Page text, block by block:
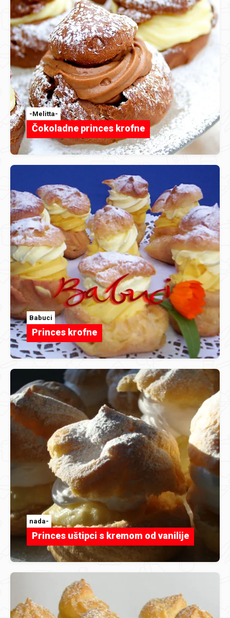
-Melitta-
Čokoladne princes krofne
Babuci
Princes krofne
nada-
Princes uštipci s kremom od vanilije